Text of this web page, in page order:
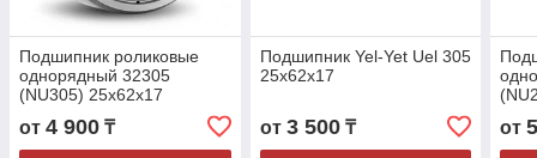
Подшипник роликовые
однорядный 32305
(NU305) 25x62x17
от 4 900 ₸
Подшипник Yel-Yet Uel 305
25x62x17
от 3 500₸ от